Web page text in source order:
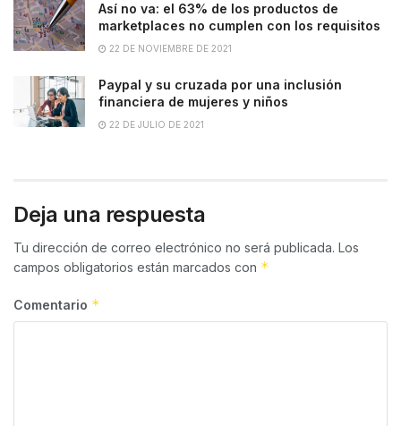
Así no va: el 63% de los productos de
marketplaces no cumplen con los requisitos
22 DE NOVIEMBRE DE 2021
Paypal y su cruzada por una inclusión
financiera de mujeres y niños
22 DE JULIO DE 2021
Deja una respuesta
Tu dirección de correo electrónico no será publicada. Los
campos obligatorios están marcados con *
Comentario *